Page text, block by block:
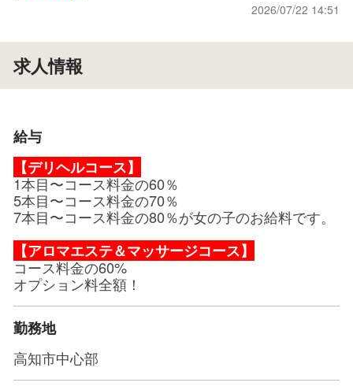
2026/07/22 14:51
求人情報
給与
【デリヘルコース】
1本目〜コース料金の60％
5本目〜コース料金の70％
7本目〜コース料金の80％が女の子のお給料です。
【アロマエステ＆マッサージコース】
コース料金の60%
オプション料全額！
勤務地
高知市中心部